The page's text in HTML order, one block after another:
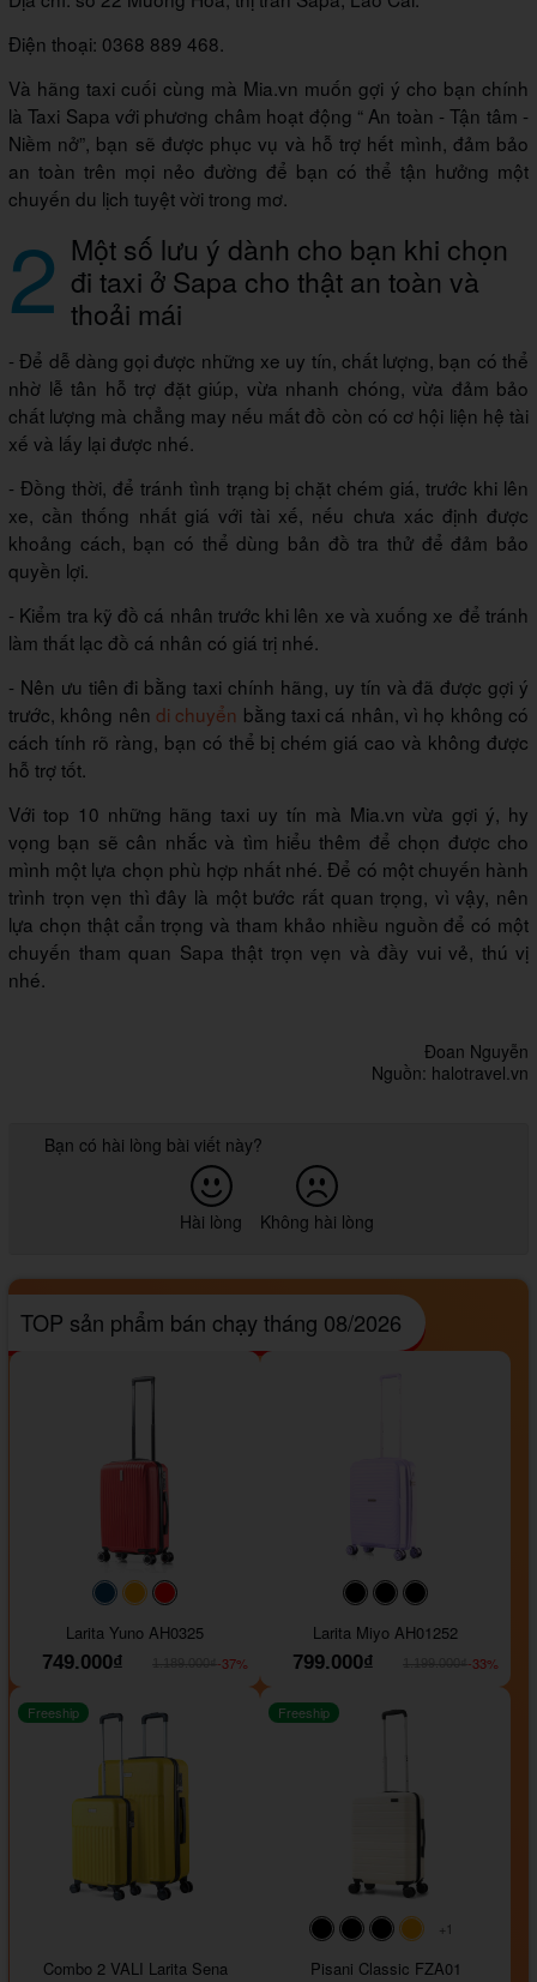
Điện thoại: 0368 889 468.
Và hãng taxi cuối cùng mà Mia.vn muốn gợi ý cho bạn chính
là Taxi Sapa với phương châm hoạt động “ An toàn - Tận tâm -
Niềm nở”, bạn sẽ được phục vụ và hỗ trợ hết mình, đảm bảo
an toàn trên mọi nẻo đường để bạn có thể tận hưởng một
chuyến du lịch tuyệt vời trong mơ.
2 Một số lưu ý dành cho bạn khi chọn
đi taxi ở Sapa cho thật an toàn và
thoải mái
- Để dễ dàng gọi được những xe uy tín, chất lượng, bạn có thể
nhờ lễ tân hỗ trợ đặt giúp, vừa nhanh chóng, vừa đảm bảo
chất lượng mà chẳng may nếu mất đồ còn có cơ hội liện hệ tài
xế và lấy lại được nhé.
- Đồng thời, để tránh tình trạng bị chặt chém giá, trước khi lên
xe, cần thống nhất giá với tài xế, nếu chưa xác định được
khoảng cách, bạn có thể dùng bản đồ tra thử để đảm bảo
quyền lợi.
- Kiểm tra kỹ đồ cá nhân trước khi lên xe và xuống xe để tránh
làm thất lạc đồ cá nhân có giá trị nhé.
- Nên ưu tiên đi bằng taxi chính hãng, uy tín và đã được gợi ý
trước, không nên di chuyển bằng taxi cá nhân, vì họ không có
cách tính rõ ràng, bạn có thể bị chém giá cao và không được
hỗ trợ tốt.
Với top 10 những hãng taxi uy tín mà Mia.vn vừa gợi ý, hy
vọng bạn sẽ cân nhắc và tìm hiểu thêm để chọn được cho
mình một lựa chọn phù hợp nhất nhé. Để có một chuyến hành
trình trọn vẹn thì đây là một bước rất quan trọng, vì vậy, nên
lựa chọn thật cẩn trọng và tham khảo nhiều nguồn để có một
chuyến tham quan Sapa thật trọn vẹn và đầy vui vẻ, thú vị
nhé.
Đoan Nguyễn
Nguồn: halotravel.vn
Bạn có hài lòng bài viết này?
Hài lòng Không hài lòng
TOP sản phẩm bán chạy tháng 08/2026
#093f69#ffa500
Larita Yuno AH0325
749.000₫
-37%
#000000#000000
Larita Miyo AH01252
799.000₫
-33%
Freeship
Combo 2 VALI Larita Sena
#000000#000000
#000000
#ffa500
+1
Freeship
Pisani Classic FZA01